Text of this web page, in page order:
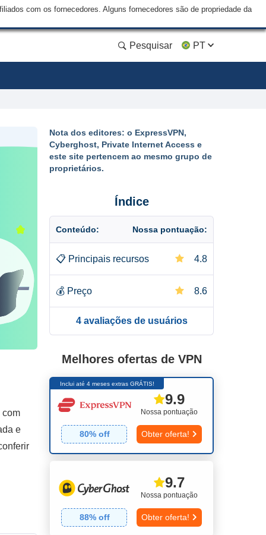
com os fornecedores. Alguns fornecedores são de propriedade da
Pesquisar PT
com
e
Nota dos editores: o ExpressVPN,
Cyberghost, Private Internet Access e
este site pertencem ao mesmo grupo de
proprietários.
Índice
Conteúdo: Nossa pontuação:
📋 Principais recursos 4.8
💰 Preço 8.6
4 avaliações de usuários
Melhores ofertas de VPN
Inclui até 4 meses extras GRÁTIS!
Nossa pontuação
9.9
80% off Obter oferta!
Nossa pontuação
9.7
88% off Obter oferta!